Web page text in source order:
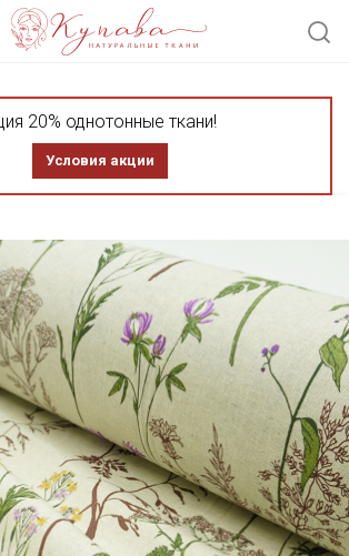
20% однотонные ткани!
Условия акции